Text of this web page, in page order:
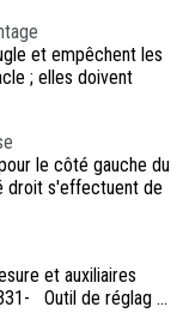
et empêchent les
; elles doivent
le côté gauche du
droit s'effectuent de
et auxiliaires
Outil de réglag ...